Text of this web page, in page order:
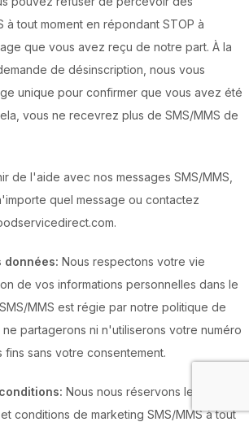
à tout moment en répondant STOP à
que vous avez reçu de notre part. À la
de désinscription, nous vous
unique pour confirmer que vous avez été
vous ne recevrez plus de SMS/MMS de
de l'aide avec nos messages SMS/MMS,
quel message ou contactez
données: Nous respectons votre vie
de vos informations personnelles dans le
MMS est régie par notre politique de
partagerons ni n'utiliserons votre numéro
sans votre consentement.
Nous nous réservons le droit de
conditions de marketing SMS/MMS à tout